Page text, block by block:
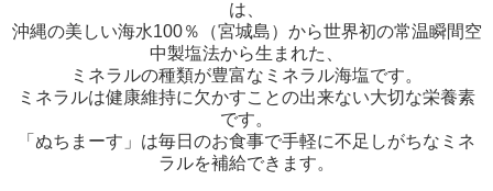
は、
沖縄の美しい海水100％（宮城島）から世界初の常温瞬間空
中製塩法から生まれた、
ミネラルの種類が豊富なミネラル海塩です。
ミネラルは健康維持に欠かすことの出来ない大切な栄養素
です。
「ぬちまーす」は毎日のお食事で手軽に不足しがちなミネ
ラルを補給できます。